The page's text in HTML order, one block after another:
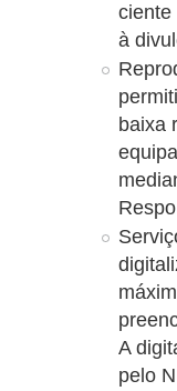
ciente
à
baixa
A
pelo